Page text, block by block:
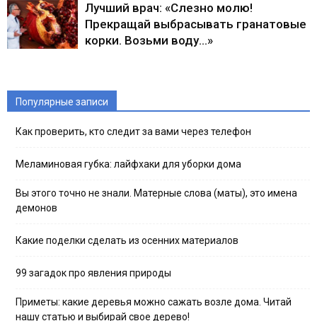
Лучший врач: «Слезно молю!
Прекращай выбрасывать гранатовые
корки. Возьми воду…»
Популярные записи
Как проверить, кто следит за вами через телефон
Меламиновая губка: лайфхаки для уборки дома
Вы этого точно не знали. Матерные слова (маты), это имена
демонов
Какие поделки сделать из осенних материалов
99 загадок про явления природы
Приметы: какие деревья можно сажать возле дома. Читай
нашу статью и выбирай свое дерево!